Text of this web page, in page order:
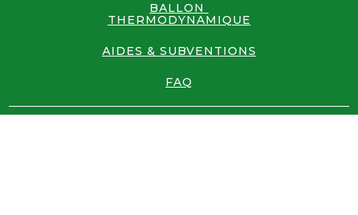
BALLON
THERMODYNAMIQUE
AIDES & SUBVENTIONS
FAQ